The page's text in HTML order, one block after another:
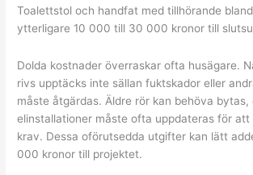
Toalettstol och handfat med tillhörande
ytterligare 10 000 till 30 000 kronor till
Dolda kostnader överraskar ofta husägare.
rivs upptäcks inte sällan fuktskador eller
måste åtgärdas. Äldre rör kan behöva bytas,
elinstallationer måste ofta uppdateras för att
krav. Dessa oförutsedda utgifter kan lätt
000 kronor till projektet.